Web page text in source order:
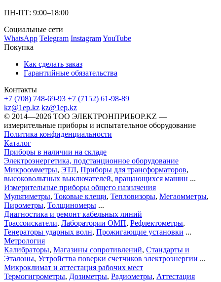
ПН-ПТ: 9:00–18:00
Социальные сети
WhatsApp Telegram InstagramYouTube
Покупка
Как сделать заказ
Гарантийные обязательства
Контакты
+7 (708) 748-69-93 +7 (7152) 61-98-89
kz@1ep.kz kz@1ep.kz
©️ 2014—2026 ТОО ЭЛЕКТРОНПРИБОР.KZ —
измерительные приборы и испытательное оборудование
Политика конфиденциальности
Каталог
Приборы в наличии на складе
Электроэнергетика, подстанционное оборудование
Микроомметры, ЭТЛ, Приборы для трансформаторов,
высоковольтных выключателей, вращающихся машин ...
Измерительные приборы общего назначения
Мультиметры, Токовые клещи, Тепловизоры, Мегаомметры,
Пирометры, Толщиномеры ...
Диагностика и ремонт кабельных линий
Трассоискатели, Лаборатории ОМП, Рефлектометры,
Генераторы ударных волн, Прожигающие установки ...
Метрология
Калибраторы, Магазины сопротивлений, Стандарты и
Эталоны, Устройства поверки счетчиков электроэнергии ...
Микроклимат и аттестация рабочих мест
Термогигрометры, Дозиметры, Радиометры, Аттестация